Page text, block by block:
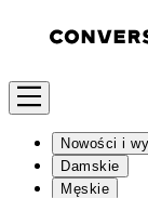
Nowości i
Damskie
Męskie